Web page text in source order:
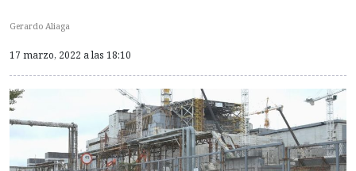
Gerardo Aliaga
17 marzo, 2022 a las 18:10